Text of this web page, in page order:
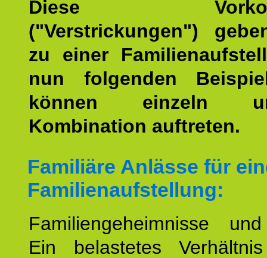
Diese
("Verstrickungen")
zu einer
nun folgenden
können einzeln
Kombination auftreten.
Familiäre Anlässe für
Familienaufstellung:
Familiengeheimnisse
Ein belastetes